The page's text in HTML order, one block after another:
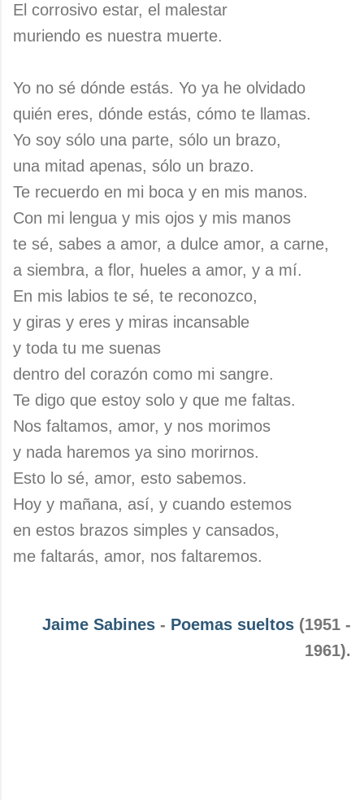
El corrosivo estar, el malestar
muriendo es nuestra muerte.
Yo no sé dónde estás. Yo ya he olvidado
quién eres, dónde estás, cómo te llamas.
Yo soy sólo una parte, sólo un brazo,
una mitad apenas, sólo un brazo.
Te recuerdo en mi boca y en mis manos.
Con mi lengua y mis ojos y mis manos
te sé, sabes a amor, a dulce amor, a carne,
a siembra, a flor, hueles a amor, y a mí.
En mis labios te sé, te reconozco,
y giras y eres y miras incansable
y toda tu me suenas
dentro del corazón como mi sangre.
Te digo que estoy solo y que me faltas.
Nos faltamos, amor, y nos morimos
y nada haremos ya sino morirnos.
Esto lo sé, amor, esto sabemos.
Hoy y mañana, así, y cuando estemos
en estos brazos simples y cansados,
me faltarás, amor, nos faltaremos.
Jaime Sabines - Poemas sueltos (1951 -
1961).